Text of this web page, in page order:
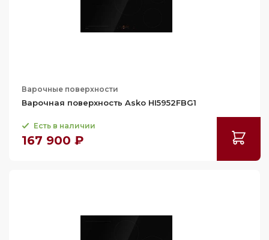
Варочные поверхности
Варочная поверхность Asko HI5952FBG1
Есть в наличии
167 900 ₽